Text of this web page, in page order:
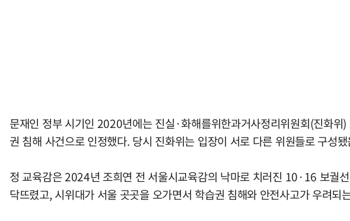
문재인 정부 시기인 2020년에는 진실·화해를위한과거사정리위원회(진화
권 침해 사건으로 인정했다. 당시 진화위는 입장이 서로 다른 위원들로 구성
정 교육감은 2024년 조희연 전 서울시교육감의 낙마로 치러진 10·16 보궐
닥뜨렸고, 시위대가 서울 곳곳을 오가면서 학습권 침해와 안전사고가 우려